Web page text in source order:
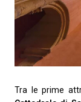
Tra le prime